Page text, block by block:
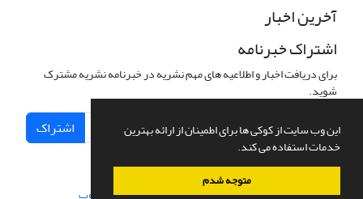
این وب سایت از کوکی ها برای اطمینان از ارائه بهترین
خدمات استفاده می کند.
متوجه شدم
آخرین اخبار
اشتراک خبرنامه
برای دریافت اخبار و اطلاعیه های مهم نشریه در خبرنامه نشریه مشترک
شوید.
اشتراک